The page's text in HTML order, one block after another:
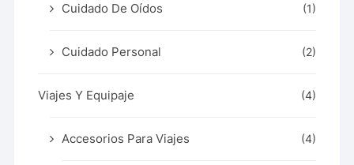
Cuidado De Oídos (1)
Cuidado Personal (2)
Viajes Y Equipaje (4)
Accesorios Para Viajes (4)